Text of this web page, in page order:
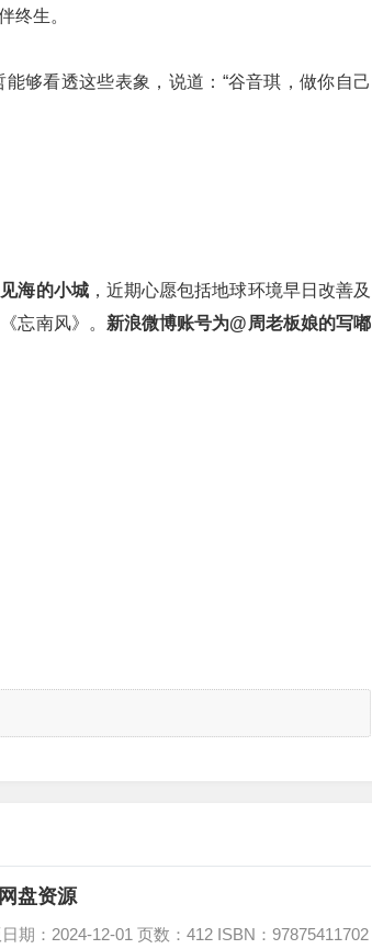
终生。
够看透这些表象，说道：“谷音琪，做你自己
海的小城，近期心愿包括地球环境早日改善及
忘南风》。 新浪微博账号为@周老板娘的写嘟
盘资源
期：2024-12-01 页数：412 ISBN：97875411702